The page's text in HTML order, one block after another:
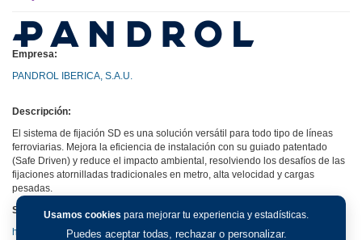
Usamos cookies para mejorar tu experiencia y estadísticas.
Puedes aceptar todas, rechazar o personalizar.
Empresa:
PANDROL IBERICA, S.A.U.
Descripción:
El sistema de fijación SD es una solución versátil para todo tipo de líneas
ferroviarias. Mejora la eficiencia de instalación con su guiado patentado
(Safe Driven) y reduce el impacto ambiental, resolviendo los desafíos de las
fijaciones atornilladas tradicionales en metro, alta velocidad y cargas
pesadas.
Sitio web:
http://www.pandrol.com